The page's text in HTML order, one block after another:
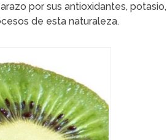
por sus antioxidantes, potasio,
de esta naturaleza.